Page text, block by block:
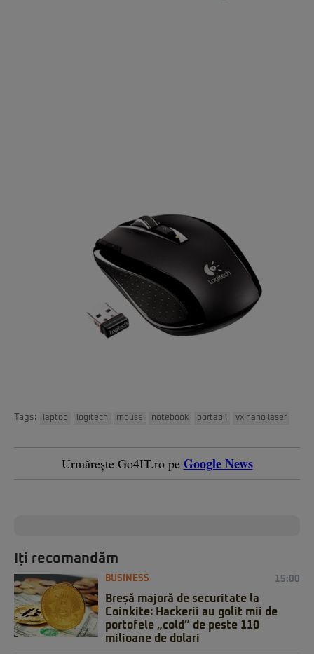
Tags: laptop logitech mouse notebook portabil vx nano laser
Urmărește Go4IT.ro pe Google News
Iți recomandăm
BUSINESS 15:00
Breșă majoră de securitate la
Coinkite: Hackerii au golit mii de
portofele „cold” de peste 110
milioane de dolari